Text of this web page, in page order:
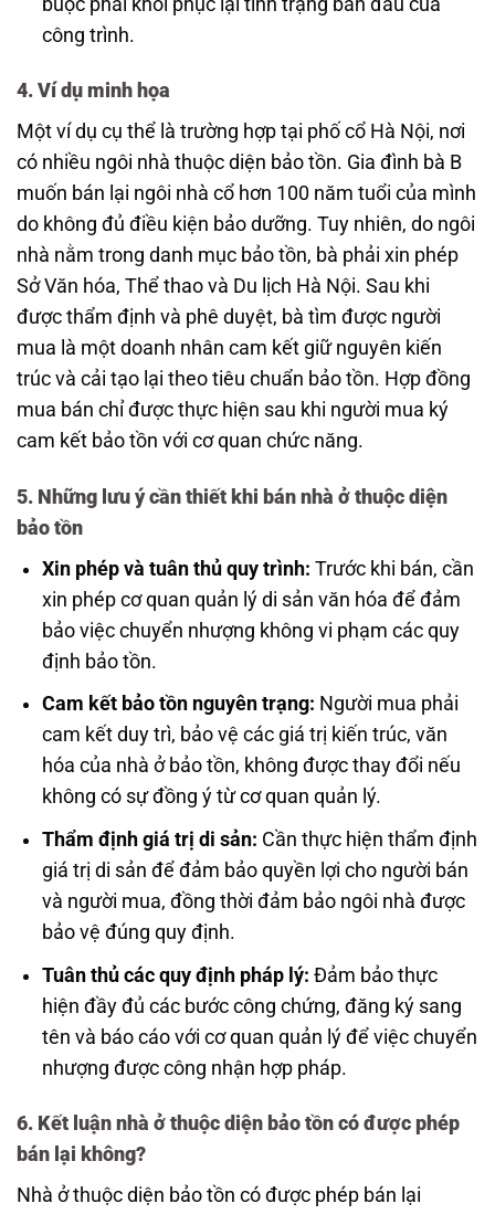
công trình.
4. Ví dụ minh họa
Một ví dụ cụ thể là trường hợp tại phố cổ Hà Nội, nơi
có nhiều ngôi nhà thuộc diện bảo tồn. Gia đình bà B
muốn bán lại ngôi nhà cổ hơn 100 năm tuổi của mình
do không đủ điều kiện bảo dưỡng. Tuy nhiên, do ngôi
nhà nằm trong danh mục bảo tồn, bà phải xin phép
Sở Văn hóa, Thể thao và Du lịch Hà Nội. Sau khi
được thẩm định và phê duyệt, bà tìm được người
mua là một doanh nhân cam kết giữ nguyên kiến
trúc và cải tạo lại theo tiêu chuẩn bảo tồn. Hợp đồng
mua bán chỉ được thực hiện sau khi người mua ký
cam kết bảo tồn với cơ quan chức năng.
5. Những lưu ý cần thiết khi bán nhà ở thuộc diện
bảo tồn
Xin phép và tuân thủ quy trình: Trước khi bán, cần
xin phép cơ quan quản lý di sản văn hóa để đảm
bảo việc chuyển nhượng không vi phạm các quy
định bảo tồn.
Cam kết bảo tồn nguyên trạng: Người mua phải
cam kết duy trì, bảo vệ các giá trị kiến trúc, văn
hóa của nhà ở bảo tồn, không được thay đổi nếu
không có sự đồng ý từ cơ quan quản lý.
Thẩm định giá trị di sản: Cần thực hiện thẩm định
giá trị di sản để đảm bảo quyền lợi cho người bán
và người mua, đồng thời đảm bảo ngôi nhà được
bảo vệ đúng quy định.
Tuân thủ các quy định pháp lý: Đảm bảo thực
hiện đầy đủ các bước công chứng, đăng ký sang
tên và báo cáo với cơ quan quản lý để việc chuyển
nhượng được công nhận hợp pháp.
6. Kết luận nhà ở thuộc diện bảo tồn có được phép
bán lại không?
Nhà ở thuộc diện bảo tồn có được phép bán lại